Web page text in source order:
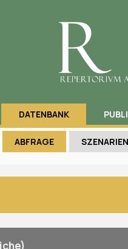
DATENBANK
ABFRAGE SZENARIEN